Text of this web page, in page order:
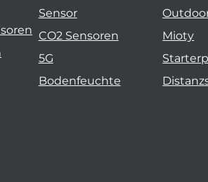
Sensor
CO2 Sensoren
5G
Bodenfeuchte
Mioty